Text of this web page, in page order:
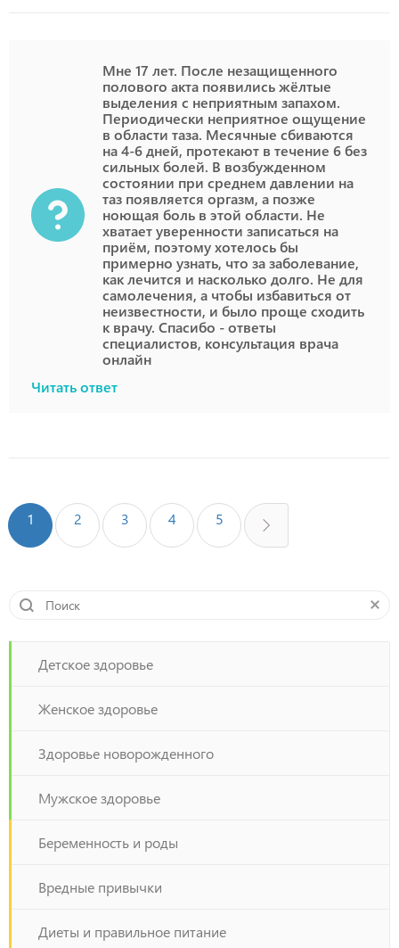
Мне 17 лет. После незащищенного
полового акта появились жёлтые
выделения с неприятным запахом.
Периодически неприятное ощущение
в области таза. Месячные сбиваются
на 4-6 дней, протекают в течение 6 без
сильных болей. В возбужденном
состоянии при среднем давлении на
таз появляется оргазм, а позже
ноющая боль в этой области. Не
хватает уверенности записаться на
приём, поэтому хотелось бы
примерно узнать, что за заболевание,
как лечится и насколько долго. Не для
самолечения, а чтобы избавиться от
неизвестности, и было проще сходить
к врачу. Спасибо - ответы
специалистов, консультация врача
онлайн
Читать ответ
1 2 3 4 5
Детское здоровье
Женское здоровье
Здоровье новорожденного
Мужское здоровье
Беременность и роды
Вредные привычки
Диеты и правильное питание